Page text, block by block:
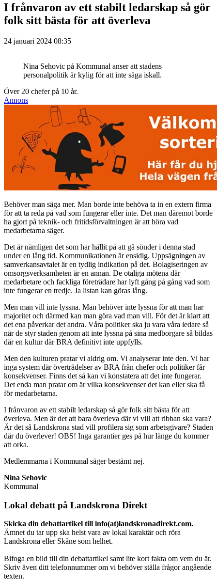
I frånvaron av ett stabilt ledarskap så gör
folk sitt bästa för att överleva
24 januari 2024 08:35
Nina Sehovic på Kommunal anser att stadens
personalpolitik är kylig för att inte säga iskall.
Över 20 chefer på 10 år.
Annons
Behöver man säga mer. Man borde inte behöva ta in en extern firma
för att ta reda på vad som fungerar eller inte. Det man däremot borde
ha gjort på teknik- och fritidsförvaltningen är att höra vad
medarbetarna säger.
Det är nämligen det som har hållit på att gå sönder i denna stad
under en lång tid. Kommunikationen är ensidig. Uppsägningen av
samverkansavtalet är en tydlig indikation på det. Bolagiseringen av
omsorgsverksamheten är en annan. De otaliga mötena där
medarbetare och fackliga företrädare har lyft gång på gång vad som
inte fungerar en tredje. Ja listan kan göras lång.
Men man vill inte lyssna. Man behöver inte lyssna för att man har
majoritet och därmed kan man göra vad man vill. För det är klart att
det ena påverkar det andra. Våra politiker ska ju vara våra ledare så
när de styr staden genom att inte lyssna på sina medborgare så bildas
där en kultur där BRA definitivt inte uppfylls.
Men den kulturen pratar vi aldrig om. Vi analyserar inte den. Vi har
inga system där överträdelser av BRA från chefer och politiker får
konsekvenser. Finns det så kan vi konstatera att det inte fungerar.
Det enda man pratar om är vilka konsekvenser det kan eller ska få
för medarbetarna.
I frånvaron av ett stabilt ledarskap så gör folk sitt bästa för att
överleva. Men är det att bara överleva där vi vill att ribban ska vara?
Är det så Landskrona stad vill profilera sig som arbetsgivare? Staden
där du överlever! OBS! Inga garantier ges på hur länge du kommer
att orka.
Medlemmarna i Kommunal säger bestämt nej.
Nina Sehovic
Kommunal
Lokal debatt på Landskrona Direkt
Skicka din debattartikel till info(at)landskronadirekt.com.
Ämnet du tar upp ska helst vara av lokal karaktär och röra
Landskrona eller Skåne som helhet.
Bifoga en bild till din debattartikel samt lite kort fakta om vem du är.
Skriv även ditt telefonnummer om vi behöver ställa frågor angående
texten.